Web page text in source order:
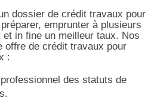
dossier de crédit travaux pour
emprunter à plusieurs
et in fine un meilleur taux. Nos
offre de crédit travaux pour
:
des statuts de